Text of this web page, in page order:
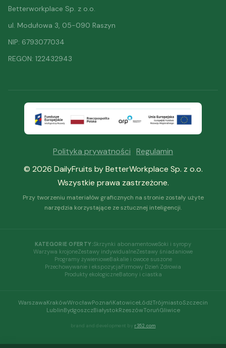
Betterworkplace Sp. z o.o.
ul. Modułowa 3, 05-090 Raszyn
NIP: 6793077034
REGON: 122432943
Polityka prywatności · Regulamin
© 2026 DailyFruits by BetterWorkplace Sp. z o.o.
Wszystkie prawa zastrzeżone.
Przy tworzeniu materiałów graficznych na stronie zostały użyte
narzędzia korzystające ze sztucznej inteligencji.
KATEGORIE OFERTY:Skrzynki abonamentoweSoki i syropy
Warzywa krojoneZestawy indywidualneZestawy śniadaniowe
Programy żywienioweBakalie i owoce suszone
Przechowywanie i ekspozycjaFirmowy Dzień Zdrowia
Produkty ekologiczneBatony i ciastka
WarszawaKrakówWrocławPoznańKatowiceŁódźTrójmiastoSzczecin
LublinBydgoszczBiałystokRzeszówToruńGliwice
brand and development by r352.com